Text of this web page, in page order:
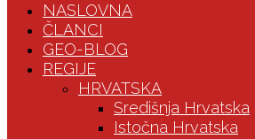
NASLOVNA
ČLANCI
GEO-BLOG
REGIJE
HRVATSKA
Središnja Hrvatska
Istočna Hrvatska